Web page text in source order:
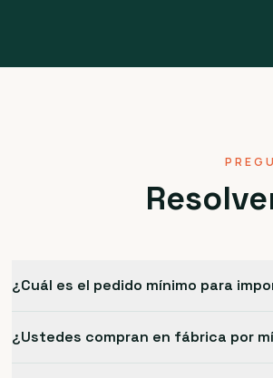
¿Cuál es el pedido mínimo para
¿Ustedes compran en fábrica por